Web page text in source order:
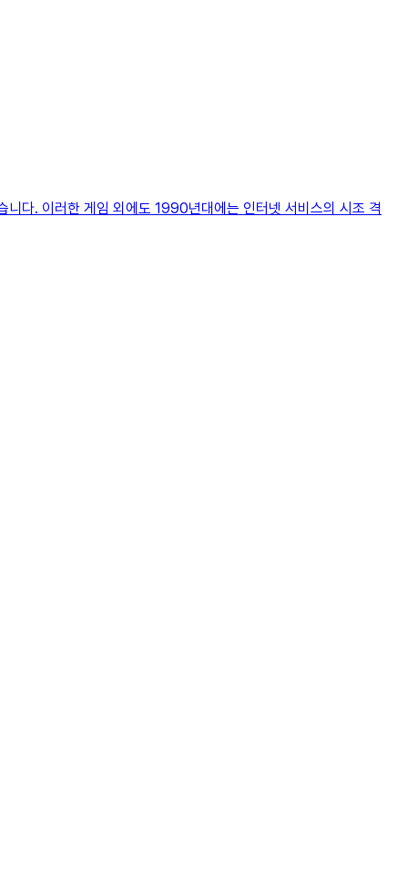
니다. 이러한 게임 외에도 1990년대에는 인터넷 서비스의 시조 격